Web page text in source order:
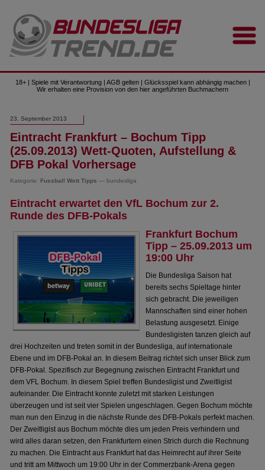
18+ | Spiele mit Verantwortung | AGB gelten | Glücksspiel kann abhängig machen |
Wir erhalten eine Provision von den hier angeführten Buchmachern
23. September 2013
Eintracht Frankfurt – Bochum Tipp
(25.09.2013) Wett-Quoten, Aufstellung &
DFB Pokal Vorhersage
Kategorie: Fussball Wett Tipps — bundesliga
Eintracht erwartet den VfL Bochum zur 2.
Runde des DFB-Pokals
Frankfurt Bochum
Tipp – 25.09.2013 um
19:00 Uhr
Die Bundesliga Saison hat
bereits sechs Spieltage hinter
sich gebracht. Die jeweiligen
Mannschaften sind einer hohen
Belastung ausgesetzt. Einige
Bundesligisten tanzen gleich auf
drei Hochzeiten und treten somit in der Bundesliga, auf internationale
Ebene und im DFB-Pokal an. In diesem Beitrag richtet sich unser Blick zum
DFB-Pokal. Spezifisch zur Begegnung zwischen Eintracht Frankfurt und
dem VFL Bochum. In diesem Spiel treffen Bundesligist und Zweitligist
aufeinander. Die Eintracht konnte zuletzt mit starken Leistungen
überzeugen und ist seit vier Spielen ungeschlagen. Gegen Bochum möchte
man nun den Einzug in die nächste Runde des DFB-Pokals perfekt machen.
Der Zweitligist aus Bochum möchte dies um jeden Preis verhindern und
wird alles daran setzen, den Frankfurtern einen Strich durch die Rechnung
zu machen. Die Eintracht aus Frankfurt hat das Heimrecht auf ihrer Seite
und tritt am Mittwoch um 19:00 Uhr in der Commerzbank-Arena gegen